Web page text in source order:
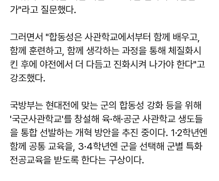
가"라고 질문했다.
그러면서 "합동성은 사관학교에서부터 함께 배우고,
함께 훈련하고, 함께 생각하는 과정을 통해 체질화시
킨 후에 야전에서 더 다듬고 진화시켜 나가야 한다"고
강조했다.
국방부는 현대전에 맞는 군의 합동성 강화 등을 위해
'국군사관학교'를 창설해 육·해·공군 사관학교 생도들
을 통합 선발하는 개혁 방안을 추진 중이다. 1·2학년엔
함께 공통 교육을, 3·4학년엔 군을 선택해 군별 특화
전공교육을 받도록 한다는 구상이다.